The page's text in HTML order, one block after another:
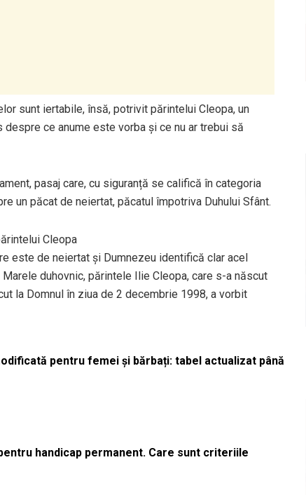
sunt iertabile, însă, potrivit părintelui Cleopa, un
ce anume este vorba și ce nu ar trebui să
pasaj care, cu siguranță se califică în categoria
un păcat de neiertat, păcatul împotriva Duhului Sfânt.
Cleopa
este de neiertat și Dumnezeu identifică clar acel
duhovnic, părintele Ilie Cleopa, care s-a născut
la Domnul în ziua de 2 decembrie 1998, a vorbit
pentru femei și bărbați: tabel actualizat până
handicap permanent. Care sunt criteriile